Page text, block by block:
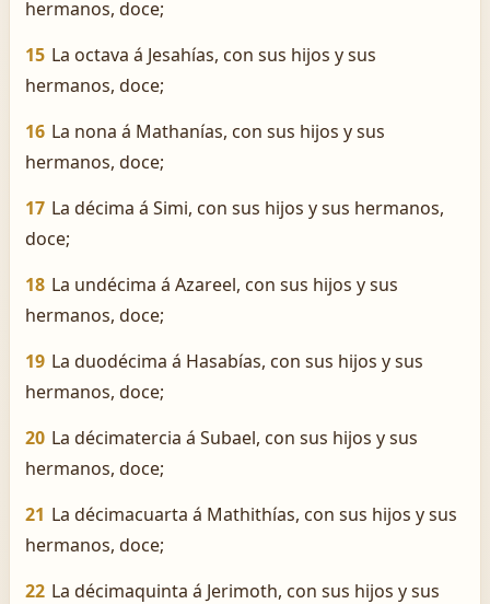
hermanos, doce;
15 La octava á Jesahías, con sus hijos y sus
hermanos, doce;
16 La nona á Mathanías, con sus hijos y sus
hermanos, doce;
17 La décima á Simi, con sus hijos y sus hermanos,
doce;
18 La undécima á Azareel, con sus hijos y sus
hermanos, doce;
19 La duodécima á Hasabías, con sus hijos y sus
hermanos, doce;
20 La décimatercia á Subael, con sus hijos y sus
hermanos, doce;
21 La décimacuarta á Mathithías, con sus hijos y sus
hermanos, doce;
22 La décimaquinta á Jerimoth, con sus hijos y sus